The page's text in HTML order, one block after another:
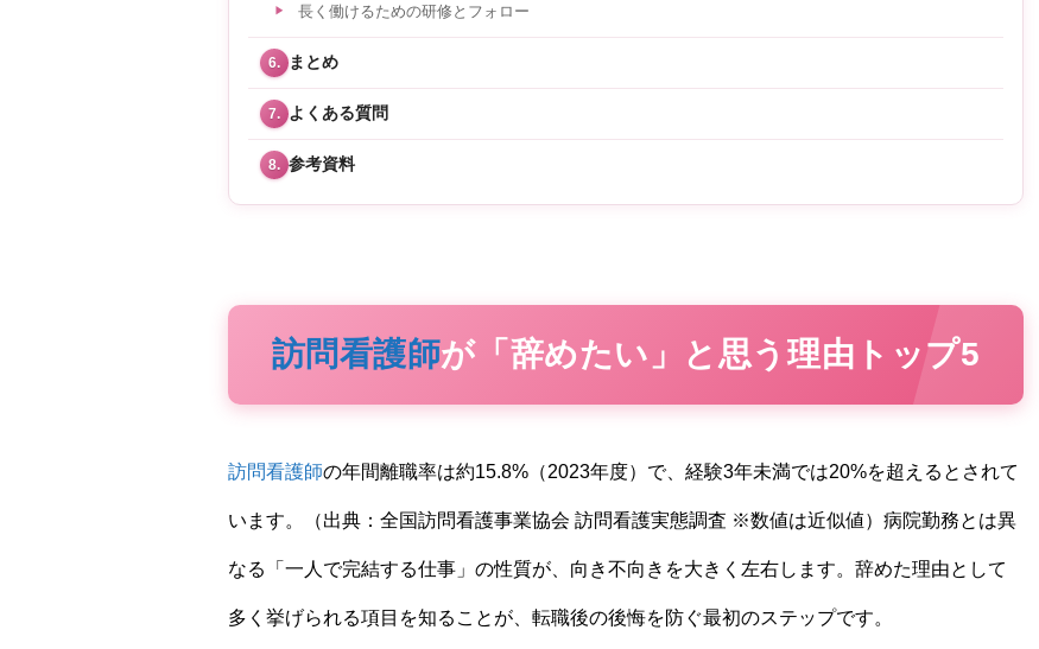
長く働けるための研修とフォロー
6. まとめ
7. よくある質問
8. 参考資料
訪問看護師が「辞めたい」と思う理由トップ5
訪問看護師の年間離職率は約15.8%（2023年度）で、経験3年未満では20%を超えるとされて
います。（出典：全国訪問看護事業協会 訪問看護実態調査 ※数値は近似値）病院勤務とは異
なる「一人で完結する仕事」の性質が、向き不向きを大きく左右します。辞めた理由として
多く挙げられる項目を知ることが、転職後の後悔を防ぐ最初のステップです。
いるのが、伝わってきた」—看護